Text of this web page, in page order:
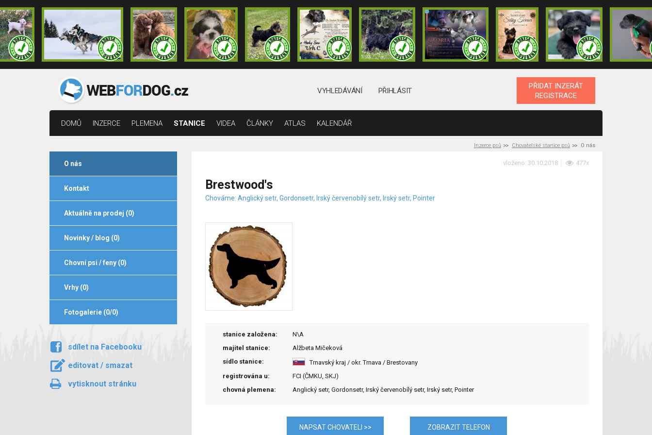
VYHLEDÁVÁNÍ PŘIHLÁSIT
PŘIDAT INZERÁT
REGISTRACE
DOMŮ INZERCE PLEMENA STANICE VIDEA ČLÁNKY ATLAS KALENDÁŘ
Inzerce psů Chovatelské stanice psů O nás
O nás
Kontakt
Aktuálně na prodej (0)
Novinky / blog (0)
Chovní psi / feny (0)
Vrhy (0)
Fotogalerie (0/0)
sdílet na Facebooku
editovat / smazat
vytisknout stránku
vloženo: 30.10.2018 477x
Brestwood's
Chováme: Anglický setr, Gordonsetr, Irský červenobílý setr, Irský setr, Pointer
stanice založena:
N\A
majitel stanice:
Alžbeta Mičeková
sídlo stanice:
Trnavský kraj / okr. Trnava / Brestovany
registrována u:
FCI (ČMKU, SKJ)
chovná plemena:
Anglický setr, Gordonsetr, Irský červenobílý setr, Irský setr, Pointer
NAPSAT CHOVATELI >> ZOBRAZIT TELEFON